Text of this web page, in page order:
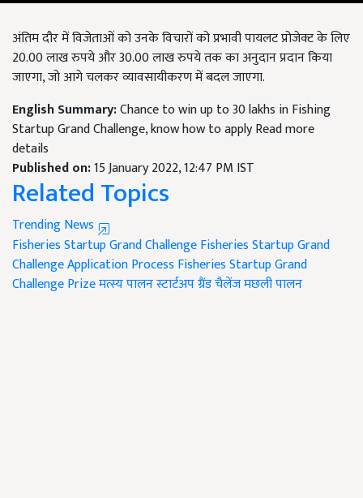
अंतिम दौर में विजेताओं को उनके विचारों को प्रभावी पायलट प्रोजेक्ट के लिए
20.00 लाख रुपये और 30.00 लाख रुपये तक का अनुदान प्रदान किया
जाएगा, जो आगे चलकर व्यावसायीकरण में बदल जाएगा.
English Summary:Chance to win up to 30 lakhs in Fishing
Startup Grand Challenge, know how to apply Read more
details
Published on:15 January 2022, 12:47 PM IST
Related Topics
Trending News
Fisheries Startup Grand ChallengeFisheries Startup Grand
Challenge Application Process Fisheries Startup Grand
Challenge Prizeमत्स्य पालन स्टार्टअप ग्रैंड चैलेंजमछली पालन